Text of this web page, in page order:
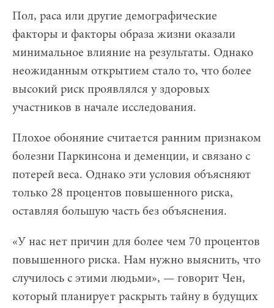
Пол, раса или другие демографические
факторы и факторы образа жизни оказали
минимальное влияние на результаты. Однако
неожиданным открытием стало то, что более
высокий риск проявлялся у здоровых
участников в начале исследования.
Плохое обоняние считается ранним признаком
болезни Паркинсона и деменции, и связано с
потерей веса. Однако эти условия объясняют
только 28 процентов повышенного риска,
оставляя большую часть без объяснения.
«У нас нет причин для более чем 70 процентов
повышенного риска. Нам нужно выяснить, что
случилось с этими людьми», — говорит Чен,
который планирует раскрыть тайну в будущих